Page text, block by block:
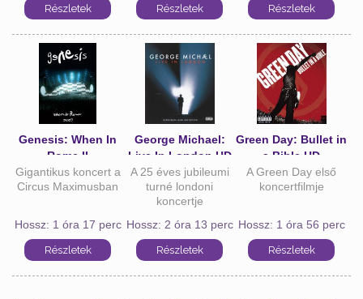
Genesis: When In
Rome II
Gigantikus koncert a
Circus Maximusban
Hossz: 1 óra 17 perc
George Michael:
Live In London HD
A 25 éves jubileumi
turné londoni
koncertje
Hossz: 2 óra 13 perc
Green Day: Bullet in
a Bible HD
A Green Day első
koncertfilmje
Hossz: 1 óra 56 perc